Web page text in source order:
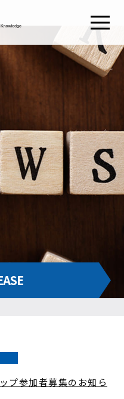
用情報
RECRUIT
お問い合わせ
プ参加者募集のお知ら